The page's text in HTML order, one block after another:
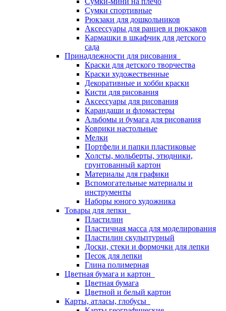
Сумки спортивные
Рюкзаки для дошкольников
Аксессуары для ранцев и рюкзаков
Кармашки в шкафчик для детского
сада
Принадлежности для рисования
Краски для детского творчества
Краски художественные
Декоративные и хобби краски
Кисти для рисования
Аксессуары для рисования
Карандаши и фломастеры
Альбомы и бумага для рисования
Коврики настольные
Мелки
Портфели и папки пластиковые
Холсты, мольберты, этюдники,
грунтованный картон
Материалы для графики
Вспомогательные материалы и
инструменты
Наборы юного художника
Товары для лепки
Пластилин
Пластичная масса для моделирования
Пластилин скульптурный
Доски, стеки и формочки для лепки
Песок для лепки
Глина полимерная
Цветная бумага и картон
Цветная бумага
Цветной и белый картон
Карты, атласы, глобусы